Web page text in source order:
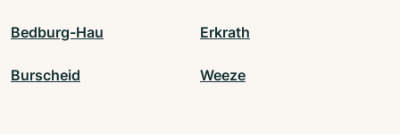
Bedburg-Hau Erkrath
Burscheid Weeze